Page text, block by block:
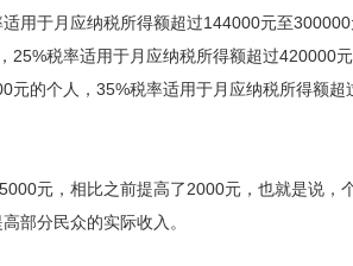
用于月应纳税所得额超过144000元至
税率适用于月应纳税所得额超过420000
的个人，35%税率适用于月应纳税所得额超
元，相比之前提高了2000元，也就是说，
部分民众的实际收入。